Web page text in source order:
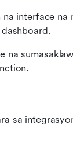
interface na
na
sa